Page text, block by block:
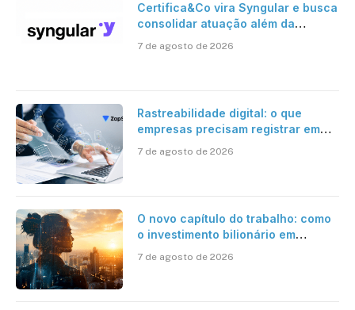
Certifica&Co vira Syngular e busca
consolidar atuação além da
7 de agosto de 2026
Rastreabilidade digital: o que
empresas precisam registrar em
7 de agosto de 2026
O novo capítulo do trabalho: como
o investimento bilionário em
verdadeira era da inteligência
7 de agosto de 2026